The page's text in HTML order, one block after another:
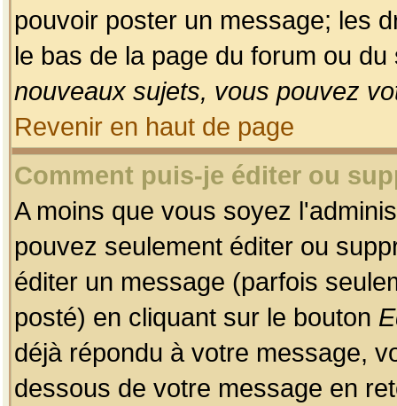
pouvoir poster un message; les
le bas de la page du forum ou
nouveaux sujets, vous pouvez
Revenir en haut de page
Comment puis-je éditer ou
A moins que vous soyez
pouvez seulement éditer ou
éditer un message (parfois
posté) en cliquant sur le bouton
déjà répondu à votre message,
dessous de votre message en